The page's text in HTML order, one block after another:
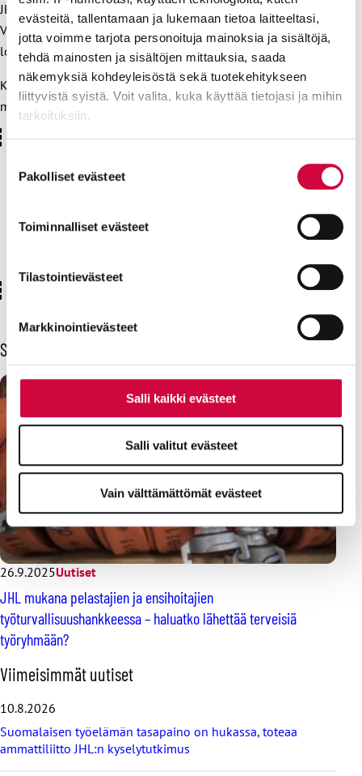
evästeitä, tallentamaan ja lukemaan tietoa laitteeltasi,
jotta voimme tarjota personoituja mainoksia ja sisältöjä,
tehdä mainosten ja sisältöjen mittauksia, saada
näkemyksiä kohdeyleisöstä sekä tuotekehitykseen
liittyvistä syistä. Voit valita, kuka käyttää tietojasi ja mihin
tarkoituksiin.
voit määrittää asetuksesi
. Voit muuttaa
parantavia, ja osaa käytetään tilastointi- tai
valinta
Pakolliset evästeet
Toiminnalliset evästeet
Tilastointievästeet
Markkinointievästeet
Salli kaikki evästeet
Salli valitut evästeet
Vain välttämättömät evästeet
JHL:stä. Vuoden Palomies on valittu vuodesta 1982 lähtien.
Voittaja julkistettiin Turvallisuusmessuilla Helsingissä 8.
lokakuuta.
Katso Helsingin kaupungin pelastuslaitoksen videolta,
mitenJari Korkimäki saateltiin eläkkeelle lokakuussa 2025.
tilastointiievästeet nähdäksesi tämän sisällön.
Sinua voisi kiinnostaa myös
26.9.2025Uutiset
JHL mukana pelastajien ja ensihoitajien
työturvallisuushankkeessa – haluatko lähettää terveisiä
työryhmään?
O
h
i
t
a
v
i
Viimeisimmät uutiset
10.8.2026
Suomalaisen työelämän tasapaino on hukassa, toteaa
ammattiliitto JHL:n kyselytutkimus